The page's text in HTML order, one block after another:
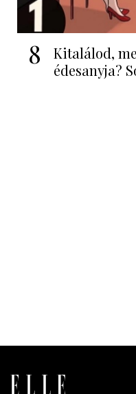
8
Kitalálod,
édesanyja?